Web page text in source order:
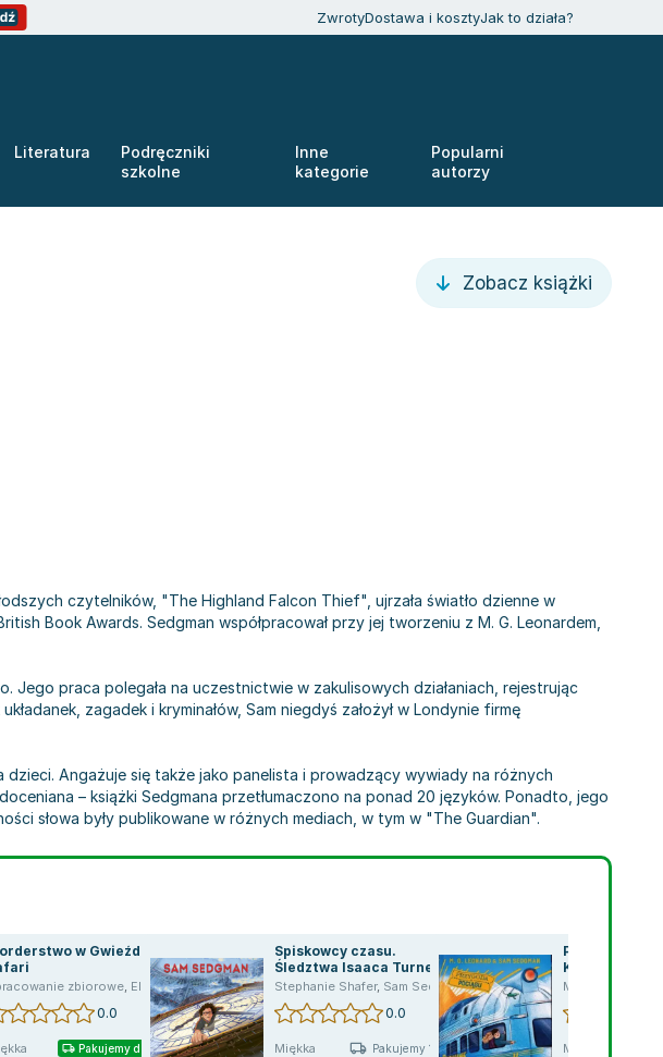
ZwrotyDostawa i kosztyJak to działa?
Literatura
Podręczniki
szkolne
Inne
kategorie
Popularni
autorzy
Zobacz książki
czytelników, "The Highland Falcon Thief", ujrzała światło dzienne w
Book Awards. Sedgman współpracował przy jej tworzeniu z M. G. Leonardem,
praca polegała na uczestnictwie w zakulisowych działaniach, rejestrując
zagadek i kryminałów, Sam niegdyś założył w Londynie firmę
Angażuje się także jako panelista i prowadzący wywiady na różnych
– książki Sedgmana przetłumaczono na ponad 20 języków. Ponadto, jego
słowa były publikowane w różnych mediach, w tym w "The Guardian".
w Gwieździe
zbiorowe, Elisa Paganelli ,Maya Gabrielle Leonard,Sam Sedgman
0.0
Pakujemy dzisiaj
Spiskowcy czasu.
Śledztwa Isaaca Turnera.
Tom 1
Stephanie Shafer, Sam Sedgman
0.0
Miękka Pakujemy 10.08
Porwanie w
Komecie.
pociągu
Maya Gabrielle
Miękka